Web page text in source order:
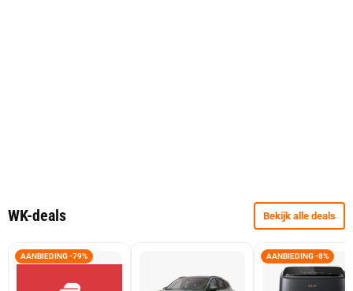
WK-deals Bekijk alle deals
AANBIEDING -79% AANBIEDING -8%